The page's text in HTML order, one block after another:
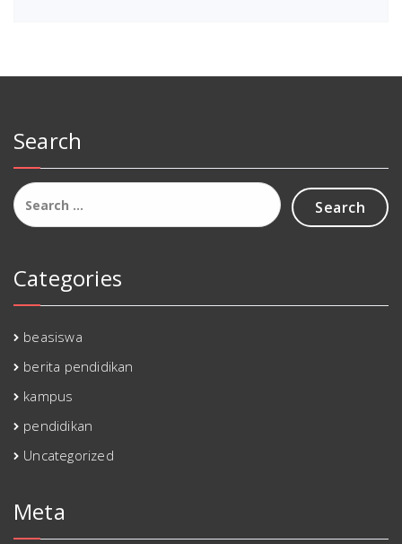
Search
Search
for:
Categories
beasiswa
berita pendidikan
kampus
pendidikan
Uncategorized
Meta